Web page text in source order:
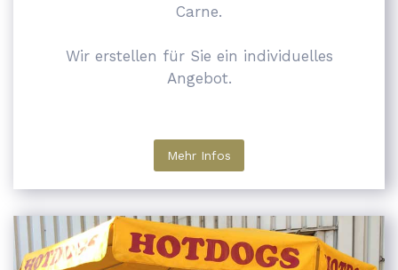
Carne.
Wir erstellen für Sie ein individuelles
Angebot.
Mehr Infos